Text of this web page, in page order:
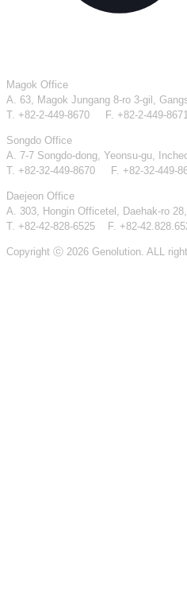
Magok Office
A. 63, Magok Jungang 8-ro 3-gil,
T. +82-2-449-8670 F. +82-2-449-8671
Songdo Office
A. 7-7 Songdo-dong, Yeonsu-gu,
T. +82-32-449-8670 F. +82-32-449-
Daejeon Office
A. 303, Hongin Officetel, Daehak-ro
T. +82-42-828-6525 F. +82-
Copyright ⓒ 2026 Genolution. ALL